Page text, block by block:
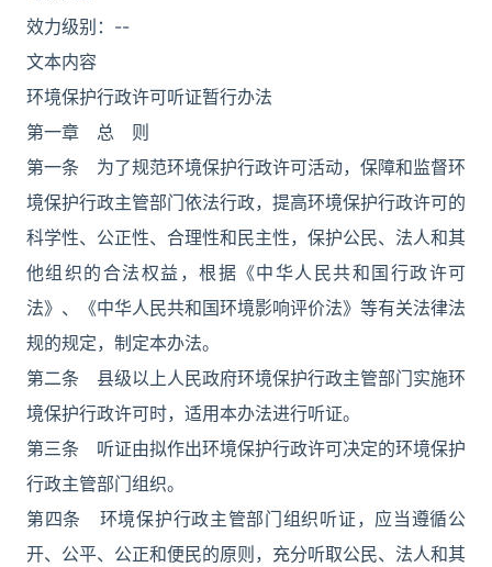
效力级别：--
文本内容
环境保护行政许可听证暂行办法
第一章 总 则
第一条 为了规范环境保护行政许可活动，保障和监督环
境保护行政主管部门依法行政，提高环境保护行政许可的
科学性、公正性、合理性和民主性，保护公民、法人和其
他组织的合法权益，根据《中华人民共和国行政许可
法》、《中华人民共和国环境影响评价法》等有关法律法
规的规定，制定本办法。
第二条 县级以上人民政府环境保护行政主管部门实施环
境保护行政许可时，适用本办法进行听证。
第三条 听证由拟作出环境保护行政许可决定的环境保护
行政主管部门组织。
第四条 环境保护行政主管部门组织听证，应当遵循公
开、公平、公正和便民的原则，充分听取公民、法人和其